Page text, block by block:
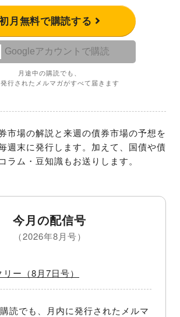
月無料で購読する
Googleアカウントで購読
月途中の購読でも、
行されたメルマガがすべて届きます
市場の解説と来週の債券市場の予想を
週末に発行します。加えて、国債や債
ラム・豆知識もお送りします。
今月の配信号
（2026年8月号）
ー（8月7日号）
読でも、月内に発行されたメルマ